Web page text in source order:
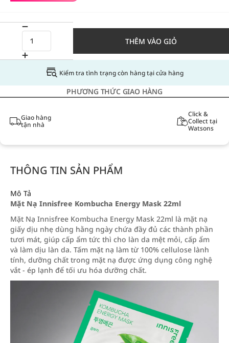
THÊM VÀO GIỎ
Kiểm tra tình trạng còn hàng tại cửa hàng
PHƯƠNG THỨC GIAO HÀNG
Giao hàng
tận nhà
Click &
Collect tại
Watsons
THÔNG TIN SẢN PHẨM
Mô Tả
Mặt Nạ Innisfree Kombucha Energy Mask 22ml
Mặt Nạ Innisfree Kombucha Energy Mask 22ml là mặt nạ
giấy dịu nhẹ dùng hằng ngày chứa đầy đủ các thành phần
tươi mát, giúp cấp ẩm tức thì cho làn da mệt mỏi, cấp ẩm
và làm dịu làn da. Tấm mặt nạ làm từ 100% cellulose lành
tính, dưỡng chất trong mặt nạ được ứng dụng công nghệ
vắt - ép lạnh để tối ưu hóa dưỡng chất.